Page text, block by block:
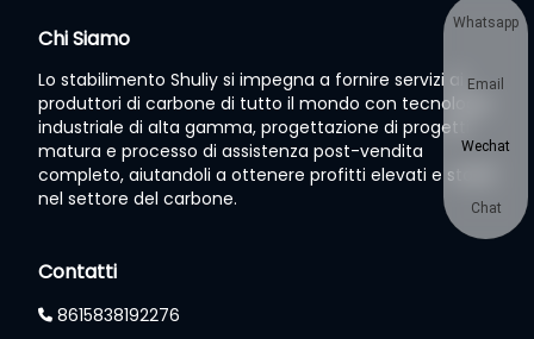
Chi Siamo
Lo stabilimento Shuliy si impegna a fornire servizi ai
produttori di carbone di tutto il mondo con tecnologia
industriale di alta gamma, progettazione di progetti
matura e processo di assistenza post-vendita
completo, aiutandoli a ottenere profitti elevati e stabili
nel settore del carbone.
Contatti
8615838192276
Whatsapp
Email
Wechat
Chat